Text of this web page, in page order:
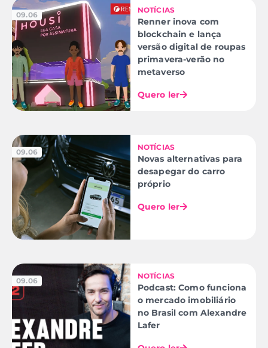
09.06
NOTÍCIAS
Renner inova com
blockchain e lança
versão digital de roupas
primavera-verão no
metaverso
Quero ler
09.06
NOTÍCIAS
Novas alternativas para
desapegar do carro
próprio
Quero ler
09.06
NOTÍCIAS
Podcast: Como funciona
o mercado imobiliário
no Brasil com Alexandre
Lafer